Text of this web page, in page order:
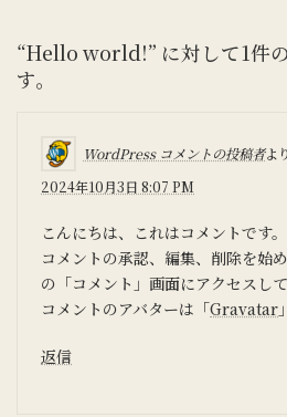
“Hello world!” に対して1件
す。
WordPress コメントの投稿者よ
2024年10月3日 8:07 PM
こんにちは、これはコメントです。
コメントの承認、編集、削除を始
の「コメント」画面にアクセスして
コメントのアバターは「Gravatar
返信